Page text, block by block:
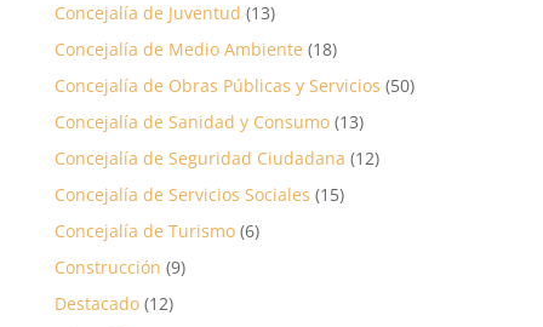
Concejalía de Juventud (13)
Concejalía de Medio Ambiente (18)
Concejalía de Obras Públicas y Servicios (50)
Concejalía de Sanidad y Consumo(13)
Concejalía de Seguridad Ciudadana (12)
Concejalía de Servicios Sociales (15)
Concejalía de Turismo(6)
Construcción (9)
Destacado(12)